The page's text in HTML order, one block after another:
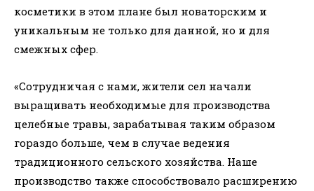
косметики в этом плане был новаторским и
уникальным не только для данной, но и для
смежных сфер.
«Сотрудничая с нами, жители сел начали
выращивать необходимые для производства
целебные травы, зарабатывая таким образом
гораздо больше, чем в случае ведения
традиционного сельского хозяйства. Наше
производство также способствовало расширению